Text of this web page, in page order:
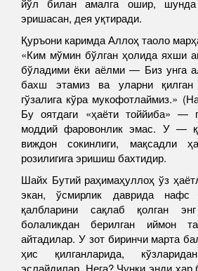
йўл билан амалга ошир, шунда
эришасан, дея уқтиради.
Қуръони каримда Аллоҳ таоло
«Ким мўмин бўлган ҳолида яхши
бўладими ёки аёлми — Биз унга
бахш этамиз ва уларни қилган
гўзалига кўра мукофотлаймиз.»
Бу оятдаги «ҳаёти тоййиба» —
моддий фаровонлик эмас. У —
виждон сокинлиги, мақсадли
розилигига эришиш бахтидир.
Шайх Бутий раҳимаҳуллоҳ ўз
экан, ўсмирлик даврида нафс
қалбларини сақлаб қолган
болаликдан берилган иймон
айтадилар. У зот биринчи марта
ҳис қилганларида,
эслайдилар. Нега? Чунки энди ҳар